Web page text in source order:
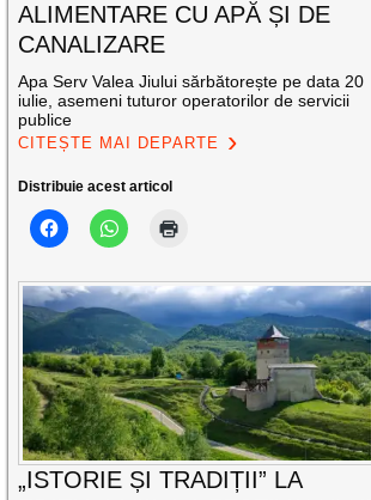
ALIMENTARE CU APĂ ȘI DE
CANALIZARE
Apa Serv Valea Jiului sărbătorește pe data 20
iulie, asemeni tuturor operatorilor de servicii
publice
CITEȘTE MAI DEPARTE
Distribuie acest articol
„ISTORIE ȘI TRADIȚII” LA